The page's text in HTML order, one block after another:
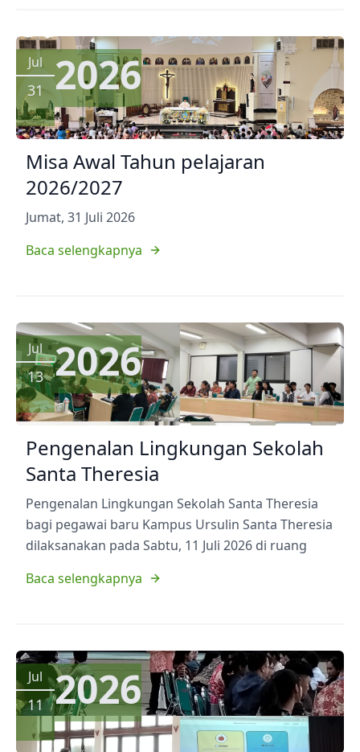
Jul
31 2026
Misa Awal Tahun pelajaran
2026/2027
Jumat, 31 Juli 2026
Baca selengkapnya
Jul
13 2026
Pengenalan Lingkungan Sekolah
Santa Theresia
Pengenalan Lingkungan Sekolah Santa Theresia
bagi pegawai baru Kampus Ursulin Santa Theresia
dilaksanakan pada Sabtu, 11 Juli 2026 di ruang
Baca selengkapnya
Jul
11 2026